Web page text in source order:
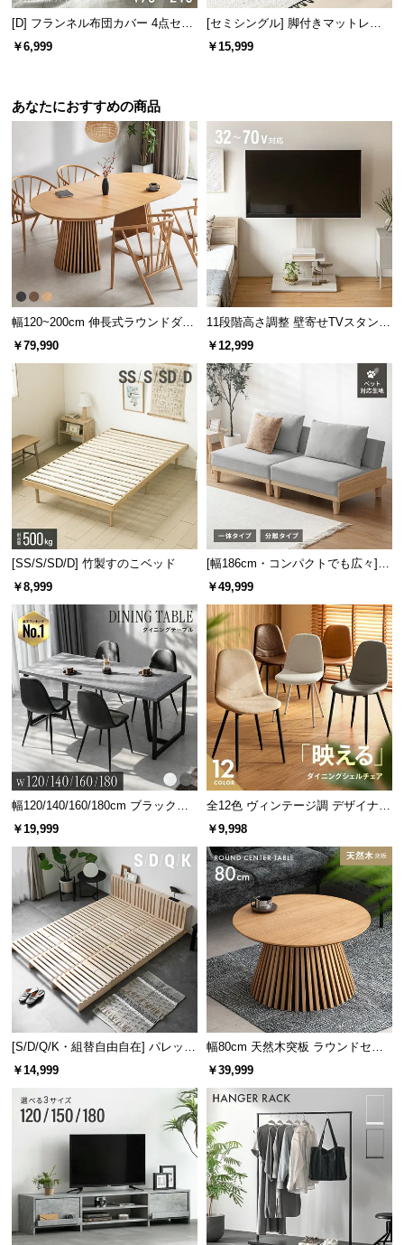
お部屋のスペースを広く確保できるセミシングルサ
イズ。気軽にレイアウトを変えられます。
横幅 奥行き 高さ
約210.8㎝
風通しの良いすのこ板
通気性に優れたすのこ板は湿気やカビ対策に最適。
オールシーズンを通して快適な睡眠をサポートしま
す。
安定感のあるドロップマット構造
フレーム内部にマットレスを落とし込む構造なの
で、マットレスがズレにくく安定感のある寝心地で
す。
フレームの内寸
[D] フランネル布団カバー 4点セッ
ト
￥6,999
[セミシングル] 脚付きマットレス
極厚20cm ボンネルコイル
￥15,999
あなたにおすすめの商品
幅120~200cm 伸長式ラウンドダイ
ニングテーブル 6人掛け 天然木突
板 美しい格子デザイン
￥79,990
11段階高さ調整 壁寄せTVスタンド
キャスター付き 上下左右角度調節
￥12,999
[SS/S/SD/D] 竹製すのこベッド
￥8,999
[幅186cm・コンパクトでも広々] 3
人掛けソファベッド リクライニン
￥49,999
幅120/140/160/180cm ブラックフ
レーム ダイニング 大理石調 4人掛
￥19,999
全12色 ヴィンテージ調 デザイナー
ズシェルチェア
￥9,998
[S/D/Q/K・組替自由自在] パレット
ベッド 8/12/16枚セット
￥14,999
幅80cm 天然木突板 ラウンドセン
ターテーブル 美しい格子デザイン
￥39,999